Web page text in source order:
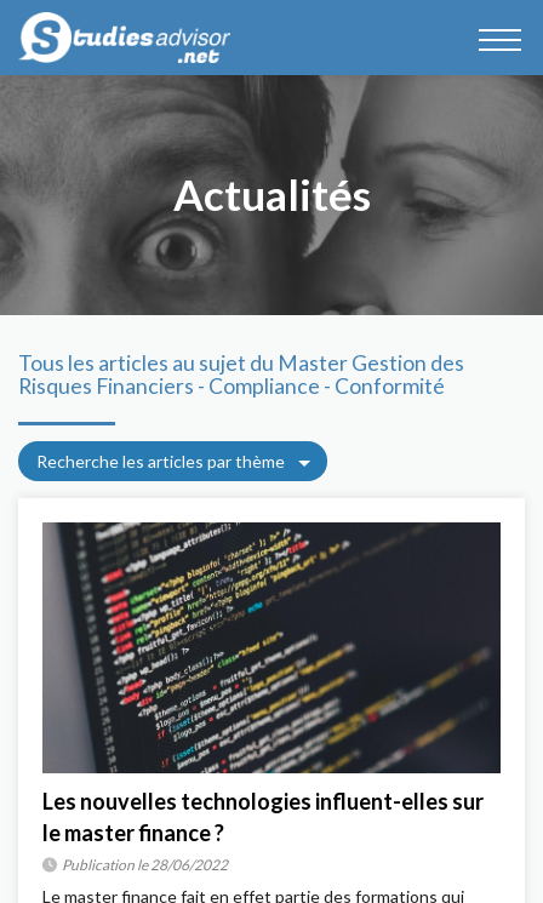
Actualités
Tous les articles au sujet du Master Gestion des
Risques Financiers - Compliance - Conformité
Recherche les articles par thème
Les nouvelles technologies influent-elles sur
le master finance ?
Publication le 28/06/2022
Le master finance fait en effet partie des formations qui